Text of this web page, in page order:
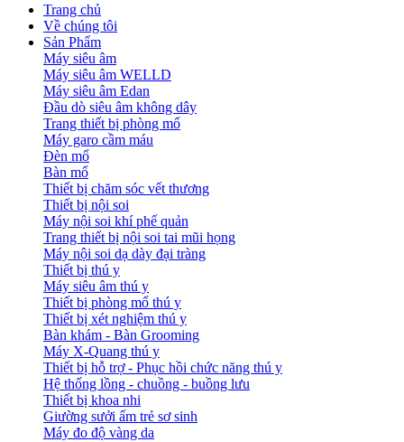
Trang chủ
Về chúng tôi
Sản Phẩm
Máy siêu âm
Máy siêu âm WELLD
Máy siêu âm Edan
Đầu dò siêu âm không dây
Trang thiết bị phòng mổ
Máy garo cầm máu
Đèn mổ
Bàn mổ
Thiết bị chăm sóc vết thương
Thiết bị nội soi
Máy nội soi khí phế quản
Trang thiết bị nội soi tai mũi họng
Máy nội soi dạ dày đại tràng
Thiết bị thú y
Máy siêu âm thú y
Thiết bị phòng mổ thú y
Thiết bị xét nghiệm thú y
Bàn khám - Bàn Grooming
Máy X-Quang thú y
Thiết bị hỗ trợ - Phục hồi chức năng thú y
Hệ thống lồng - chuồng - buồng lưu
Thiết bị khoa nhi
Giường sưởi ấm trẻ sơ sinh
Máy đo độ vàng da